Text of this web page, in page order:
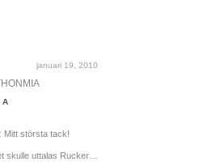
januari 19, 2010
Mitt största tack!
skulle uttalas Rucker…